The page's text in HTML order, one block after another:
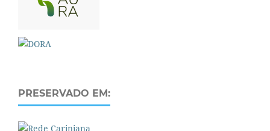
PRESERVADO EM: